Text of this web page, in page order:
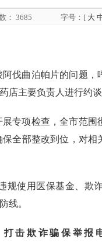
：3685 字号：[ 大
伐曲泊帕片的问题
主要负责人进行约
专项检查，全市范
全部整改到位，对
使用医保基金、欺
线。
诈骗保举报电话